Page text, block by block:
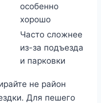
особенно
хорошо
Часто сложнее
из-за подъезда
и парковки
не район
Для пешего